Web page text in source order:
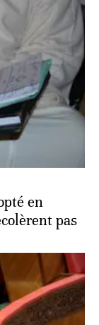
en
pas